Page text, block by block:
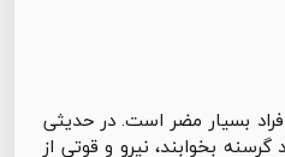
بسیار مضر است. در حدیثی
بخوابند، نیرو و قوتی از